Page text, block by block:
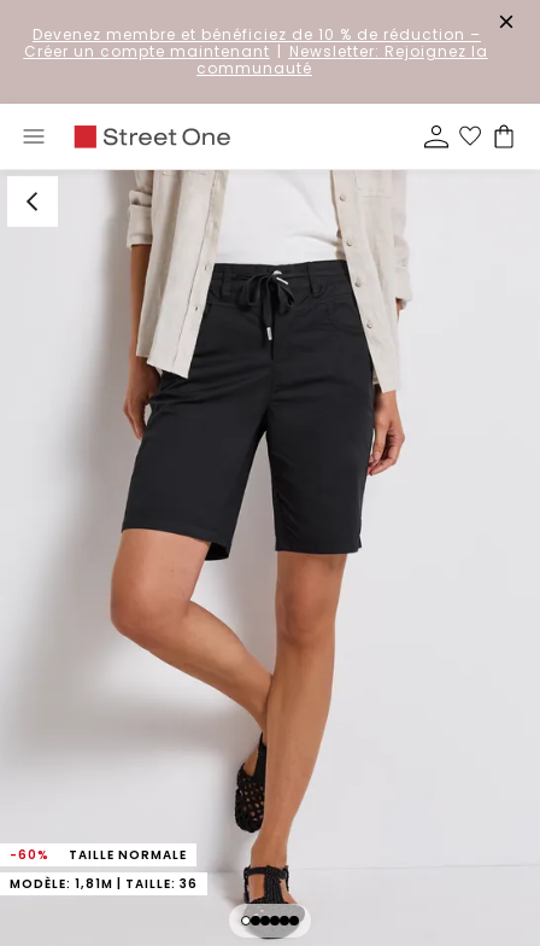
Devenez membre et bénéficiez de 10 % de réduction –
Créer un compte maintenant | Newsletter: Rejoignez la
communauté
-60%
TAILLE NORMALE
MODÈLE: 1,81M | TAILLE: 36